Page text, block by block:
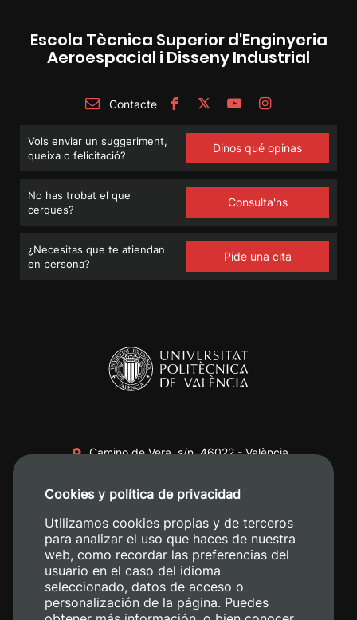
Escola Tècnica Superior d'Enginyeria
Aeroespacial i Disseny Industrial
Contacte
Vols enviar un suggeriment,
queixa o felicitació?
Dinos qué opinas
No has trobat el que
cerques?
Consulta'ns
¿Necesitas que te atiendan
en persona?
Pide una cita
Camino de Vera, s/n. 46022 - València
+34 620 04 00 50
Cookies y política de privacidad
Utilizamos cookies propias y de terceros
para analizar el uso que haces de nuestra
web, como recordar las preferencias del
usuario en el caso del idioma
seleccionado, datos de acceso o
personalización de la página. Puedes